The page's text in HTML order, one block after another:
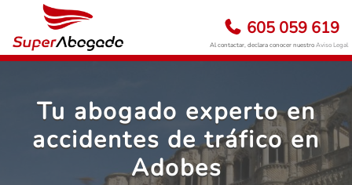
605 059 619
Al contactar, declara conocer nuestroAviso Legal
Tu abogado experto en
accidentes de tráfico en
Adobes